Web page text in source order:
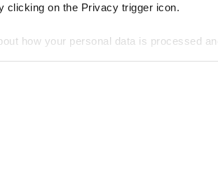
clicking on the Privacy trigger icon.
how your personal data is processed
about your use of our site with